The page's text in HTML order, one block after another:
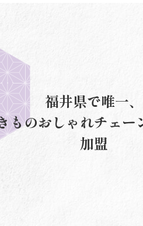
福井県で唯一、
ものおしゃれチェー
加盟